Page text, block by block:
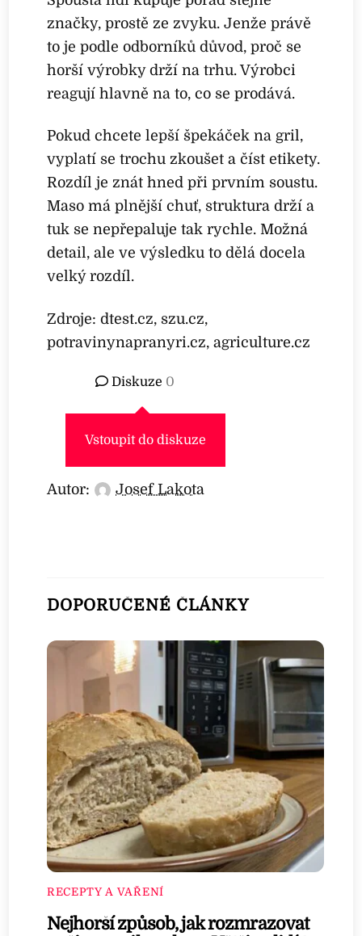
značky, prostě ze zvyku. Jenže právě
to je podle odborníků důvod, proč se
horší výrobky drží na trhu. Výrobci
reagují hlavně na to, co se prodává.
Pokud chcete lepší špekáček na gril,
vyplatí se trochu zkoušet a číst etikety.
Rozdíl je znát hned při prvním soustu.
Maso má plnější chuť, struktura drží a
tuk se nepřepaluje tak rychle. Možná
detail, ale ve výsledku to dělá docela
velký rozdíl.
Zdroje: dtest.cz, szu.cz,
potravinynapranyri.cz, agriculture.cz
Diskuze 0
Vstoupit do diskuze
Autor: Josef Lakota
DOPORUČENÉ ČLÁNKY
RECEPTY A VAŘENÍ
Nejhorší způsob, jak rozmrazovat